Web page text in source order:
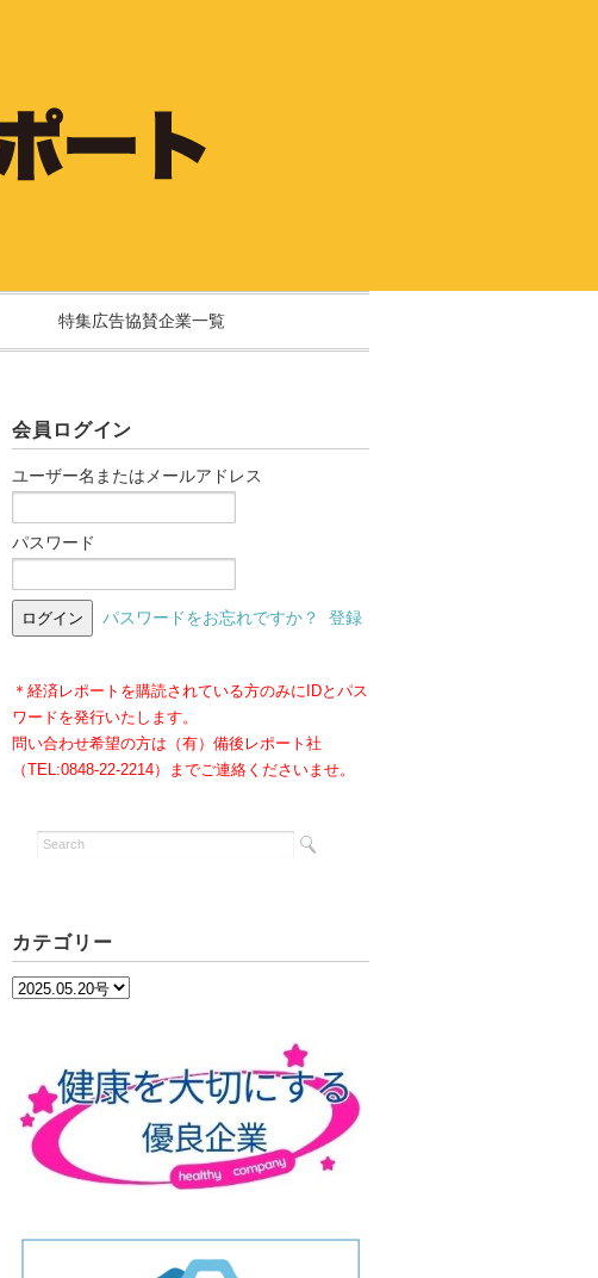
特集広告協賛企業一覧
会員ログイン
ユーザー名またはメールアドレス
パスワード
パスワードをお忘れですか？ 登録
＊経済レポートを購読されている方のみにIDとパス
ワードを発行いたします。
問い合わせ希望の方は（有）備後レポート社
（TEL:0848-22-2214）までご連絡くださいませ。
カテゴリー
カ